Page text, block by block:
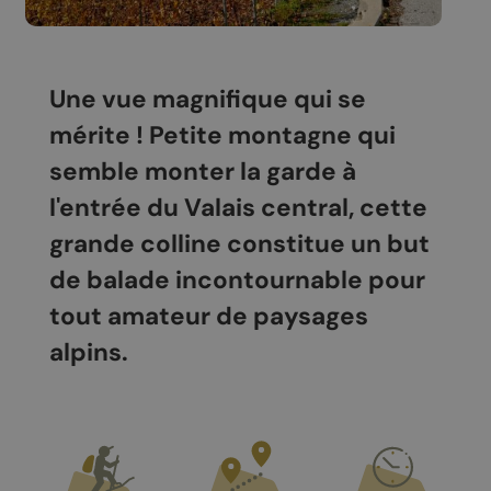
Une vue magnifique qui se
mérite ! Petite montagne qui
semble monter la garde à
l'entrée du Valais central, cette
grande colline constitue un but
de balade incontournable pour
tout amateur de paysages
alpins.